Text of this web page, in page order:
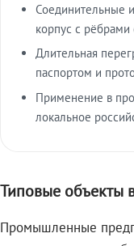
Соединительные
корпус с
Длительная
паспортом и
Применение в
локальное
Типовые объекты
Промышленные